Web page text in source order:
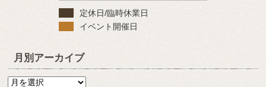
定休日/臨時休業日
イベント開催日
月別アーカイブ
月